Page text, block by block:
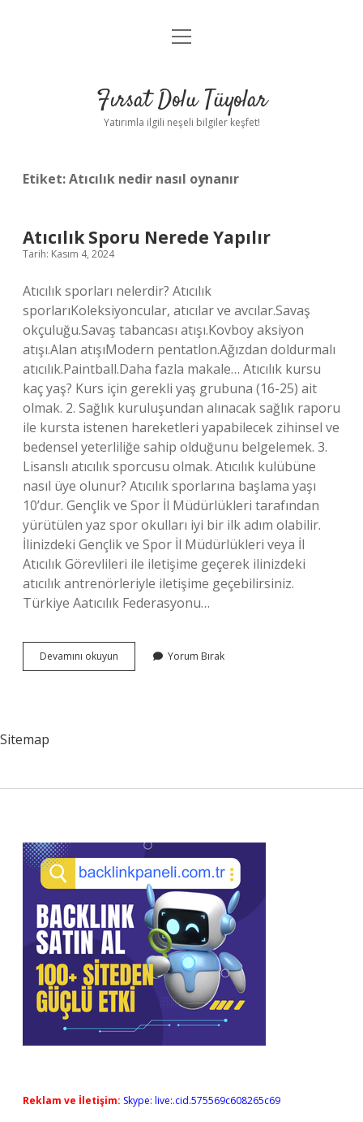
Gizlilik Politikası
Yasal Uyarı
menüyü
Fırsat Dolu Tüyolar
Yatırımla ilgili neşeli bilgiler keşfet!
Etiket:Atıcılık nedir nasıl oynanır
Atıcılık Sporu Nerede Yapılır
Tarih: Kasım 4, 2024
Atıcılık sporları nelerdir? Atıcılık
sporlarıKoleksiyoncular, atıcılar ve avcılar.Savaş
okçuluğu.Savaş tabancası atışı.Kovboy aksiyon
atışı.Alan atışıModern pentatlon.Ağızdan doldurmalı
atıcılık.Paintball.Daha fazla makale… Atıcılık kursu
kaç yaş? Kurs için gerekli yaş grubuna (16-25) ait
olmak. 2. Sağlık kuruluşundan alınacak sağlık raporu
ile kursta istenen hareketleri yapabilecek zihinsel ve
bedensel yeterliliğe sahip olduğunu belgelemek. 3.
Lisanslı atıcılık sporcusu olmak. Atıcılık kulübüne
nasıl üye olunur? Atıcılık sporlarına başlama yaşı
10’dur. Gençlik ve Spor İl Müdürlükleri tarafından
yürütülen yaz spor okulları iyi bir ilk adım olabilir.
İlinizdeki Gençlik ve Spor İl Müdürlükleri veya İl
Atıcılık Görevlileri ile iletişime geçerek ilinizdeki
atıcılık antrenörleriyle iletişime geçebilirsiniz.
Türkiye Aatıcılık Federasyonu…
Devamını okuyun
Sporu
Yorum Bırak
Sitemap
Sidebar
Reklam ve İletişim: Skype: live:.cid.575569c608265c69